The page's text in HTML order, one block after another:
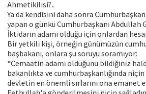
Ahmetikilisi?..
Ya da kendisini daha sonra
yapan o günkü Cumhurbaşkanı Abdullah
İktidarın adamı olduğu için onlardan
Bir yetkili kişi, örneğin günümüzün
başbakanı, onlara şu soruyu soramıyor:
“Cemaatin adamı olduğunu bildiğiniz
bakanlıkta ve cumhurbaşkanlığında niçin
devletin en önemli sırlarını ona emanet